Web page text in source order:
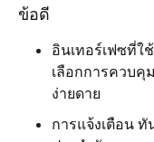
ข้อดี
อินเทอร์เฟซที่ใ
เลือกการควบคุ
ง่ายดาย
การแจ้งเตือน